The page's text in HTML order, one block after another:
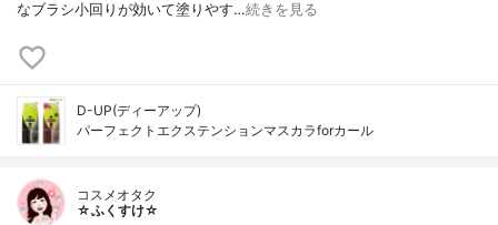
なブラシ小回りが効いて塗りやす…続きを見る
D-UP(ディーアップ)
パーフェクトエクステンションマスカラforカール
コスメオタク
☆ふくすけ☆